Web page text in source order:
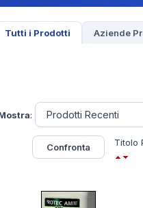
Tutti i Prodotti Aziende
:
Titolo